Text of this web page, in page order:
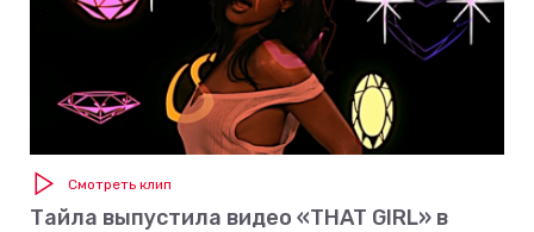
Смотреть клип
Тайла выпустила видео «THAT GIRL» в